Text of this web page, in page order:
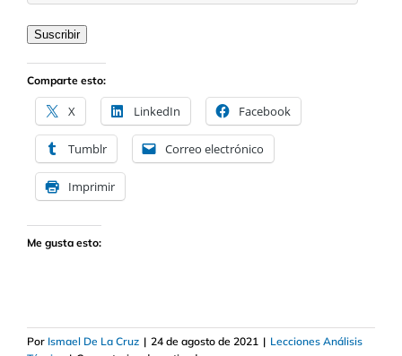
de
correo
electrónico
Suscribir
Comparte esto:
X LinkedIn Facebook
Tumblr Correo electrónico
Imprimir
Me gusta esto:
Por Ismael De La Cruz | 24 de agosto de 2021 | Lecciones Análisis